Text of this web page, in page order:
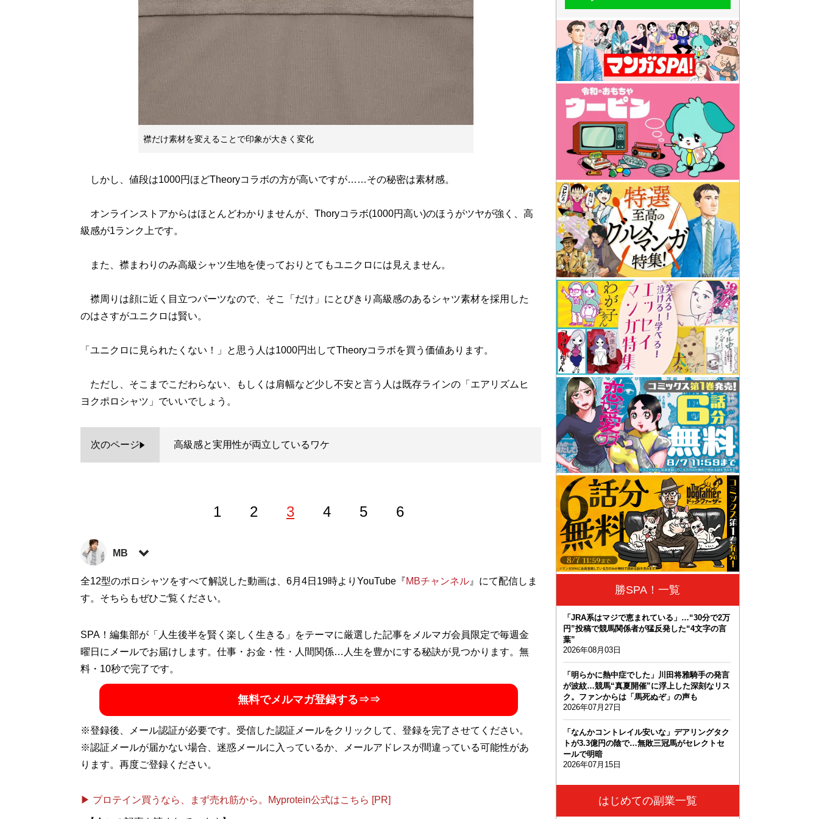
襟だけ素材を変えることで印象が大きく変化
しかし、値段は1000円ほどTheoryコラボの方が高いですが……その秘密は素材感。
オンラインストアからはほとんどわかりませんが、Thoryコラボ(1000円高い)のほうがツヤが強く、高
級感が1ランク上です。
また、襟まわりのみ高級シャツ生地を使っておりとてもユニクロには見えません。
襟周りは顔に近く目立つパーツなので、そこ「だけ」にとびきり高級感のあるシャツ素材を採用した
のはさすがユニクロは賢い。
「ユニクロに見られたくない！」と思う人は1000円出してTheoryコラボを買う価値あります。
ただし、そこまでこだわらない、もしくは肩幅など少し不安と言う人は既存ラインの「エアリズムヒ
ヨクポロシャツ」でいいでしょう。
次のページ 高級感と実用性が両立しているワケ
1 2 3 4 5 6
MB
ファッションバイヤー。最新刊『ロードマップ 』のほか、『MBの偏愛ブランド図鑑』『最速でおしゃれ
に見せる方法 <実践編>』『最速でおしゃれに見せる方法
方法 」、ユーチューブ「MBチャンネル」も話題に。年間の被服費は1000万円超！ （Xアカウン
ト:@MBKnowerMag）
ロードマップ』
地方のしがないショップ店員はなぜ成功できたのか？
その秘密はロードマップにあった
全12型のポロシャツをすべて解説した動画は、6月4日19時よりYouTube『MBチャンネル』にて配信しま
す。そちらもぜひご覧ください。
SPA！編集部が「人生後半を賢く楽しく生きる」をテーマに厳選した記事をメルマガ会員限定で毎週金
曜日にメールでお届けします。仕事・お金・性・人間関係…人生を豊かにする秘訣が見つかります。無
料・10秒で完了です。
無料でメルマガ登録する⇒⇒
※登録後、メール認証が必要です。受信した認証メールをクリックして、登録を完了させてください。
※認証メールが届かない場合、迷惑メールに入っているか、メールアドレスが間違っている可能性があ
ります。再度ご登録ください。
▶ プロテイン買うなら、まず売れ筋から。Myprotein公式はこちら [PR]
勝SPA！一覧
「JRA系はマジで恵まれている」…“30分で2万
円”投稿で競馬関係者が猛反発した“4文字の言
葉”
2026年08月03日
「明らかに熱中症でした」川田将雅騎手の発言
が波紋…競馬“真夏開催”に浮上した深刻なリス
ク。ファンからは「馬死ぬぞ」の声も
2026年07月27日
「なんかコントレイル安いな」デアリングタク
トが3.3億円の陰で…無敗三冠馬がセレクトセ
ールで明暗
2026年07月15日
はじめての副業一覧